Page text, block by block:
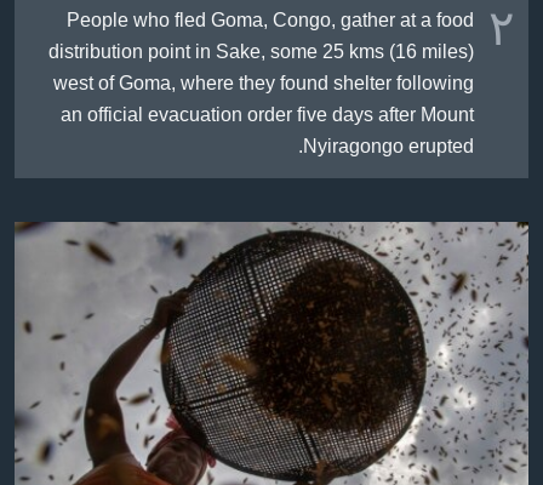
٢ People who fled Goma, Congo, gather at a food
distribution point in Sake, some 25 kms (16 miles)
west of Goma, where they found shelter following
an official evacuation order five days after Mount
Nyiragongo erupted.